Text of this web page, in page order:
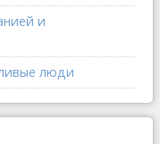
и
люди